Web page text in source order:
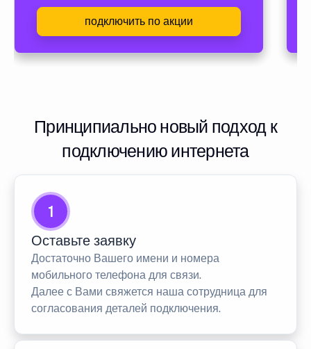
подключить по акции
Принципиально новый подход к
подключению интернета
1
Оставьте заявку
Достаточно Вашего имени и номера
мобильного телефона для связи.
Далее с Вами свяжется наша сотрудница для
согласования деталей подключения.